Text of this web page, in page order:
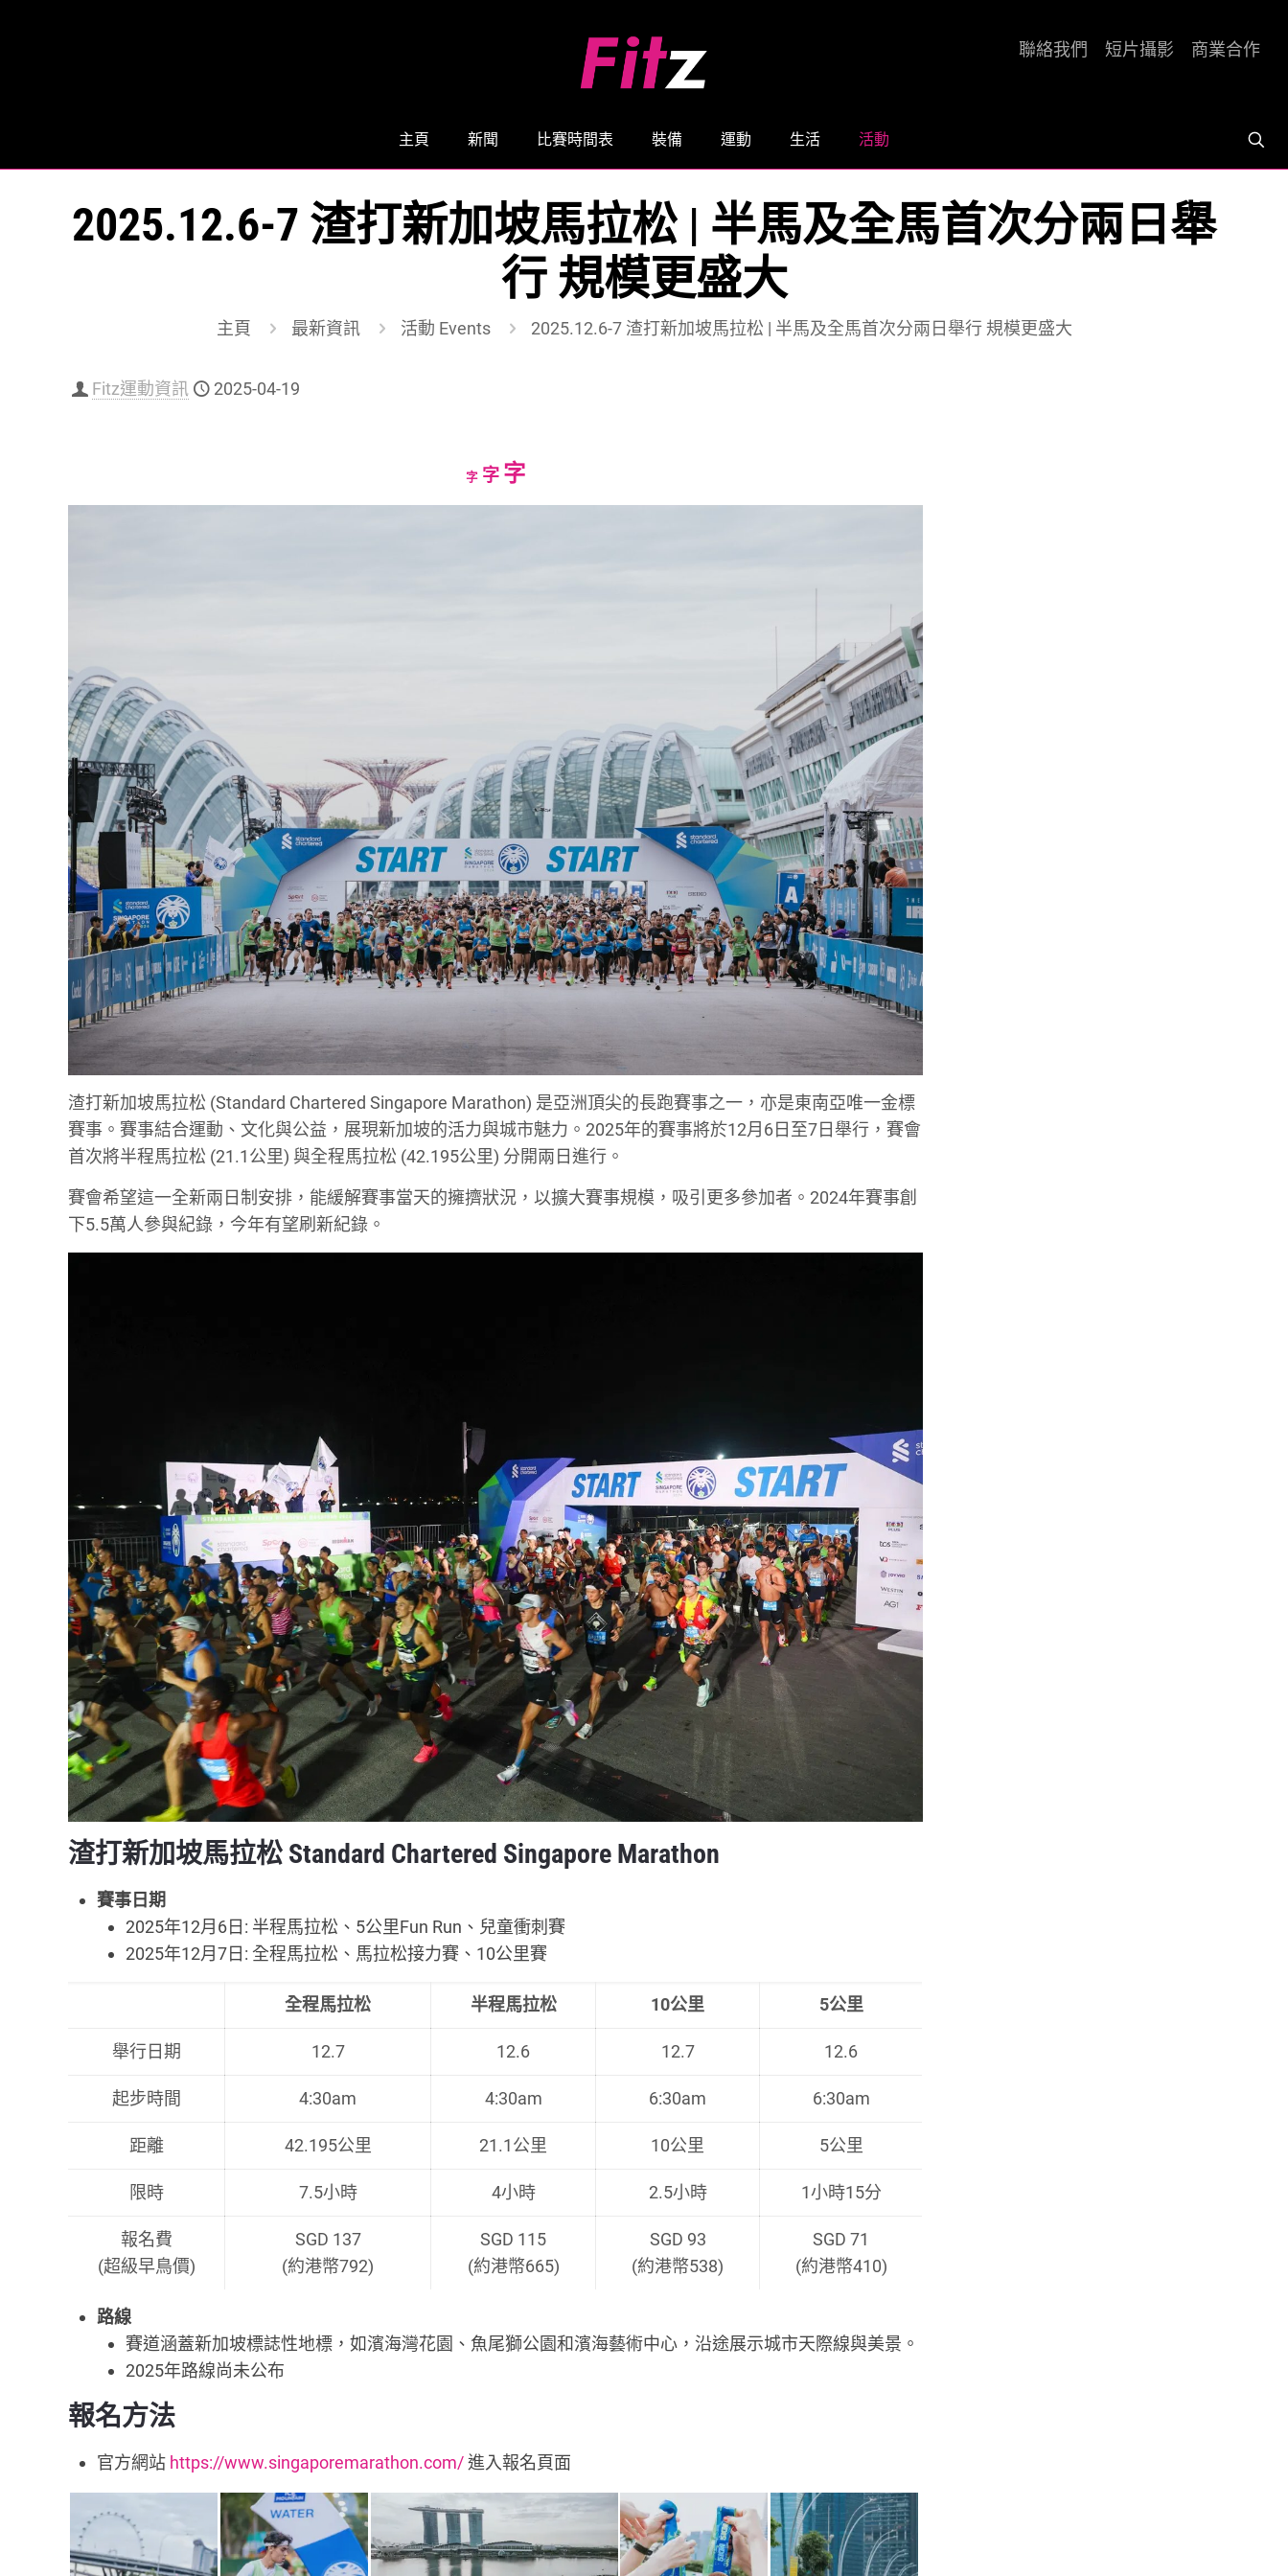
主頁 新聞 比賽時間表 裝備 運動 生活 活動
聯絡我們 短片攝影 商業合作
2025.12.6-7 渣打新加坡馬拉松 | 半馬及全馬首次分兩日舉
行 規模更盛大
主頁 最新資訊 活動 Events 2025.12.6-7 渣打新加坡馬拉松 | 半馬及全馬首次分兩日舉行 規模更盛大
Fitz運動資訊 2025-04-19
字Decrease
字Reset
字Increase
font
渣打新加坡馬拉松 (Standard Chartered Singapore Marathon) 是亞洲頂尖的長跑賽事之一，亦是東南亞唯一金標
賽事。賽事結合運動、文化與公益，展現新加坡的活力與城市魅力。2025年的賽事將於12月6日至7日舉行，賽會
首次將半程馬拉松 (21.1公里) 與全程馬拉松 (42.195公里) 分開兩日進行。
賽會希望這一全新兩日制安排，能緩解賽事當天的擁擠狀況，以擴大賽事規模，吸引更多參加者。2024年賽事創
下5.5萬人參與紀錄，今年有望刷新紀錄。
渣打新加坡馬拉松 Standard Chartered Singapore Marathon
賽事日期
2025年12月6日: 半程馬拉松、5公里Fun Run、兒童衝刺賽
2025年12月7日: 全程馬拉松、馬拉松接力賽、10公里賽
全程馬拉松 半程馬拉松 10公里 5公里
舉行日期 12.7 12.6 12.7 12.6
起步時間 4:30am 4:30am 6:30am 6:30am
距離 42.195公里 21.1公里 10公里 5公里
限時 7.5小時 4小時 2.5小時 1小時15分
報名費
(超級早鳥價)
SGD 137
(約港幣792)
SGD 115
(約港幣665)
SGD 93
(約港幣538)
SGD 71
(約港幣410)
路線
賽道涵蓋新加坡標誌性地標，如濱海灣花園、魚尾獅公園和濱海藝術中心，沿途展示城市天際線與美景。
2025年路線尚未公布
報名方法
官方網站 https://www.singaporemarathon.com/進入報名頁面